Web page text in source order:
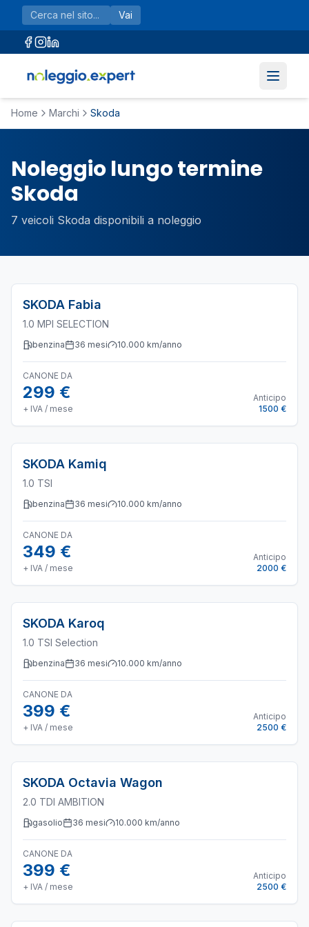
Vai al contenuto principale
Vai
Home Marchi Skoda
Noleggio lungo termine
Skoda
7 veicoli Skoda disponibili a noleggio
SKODA Fabia
1.0 MPI SELECTION
benzina 36 mesi 10.000 km/anno
CANONE DA
299 €
+ IVA / mese
Anticipo
1500 €
SKODA Kamiq
1.0 TSI
benzina 36 mesi 10.000 km/anno
CANONE DA
349 €
+ IVA / mese
Anticipo
2000 €
SKODA Karoq
1.0 TSI Selection
benzina 36 mesi 10.000 km/anno
CANONE DA
399 €
+ IVA / mese
Anticipo
2500 €
SKODA Octavia Wagon
2.0 TDI AMBITION
gasolio 36 mesi 10.000 km/anno
CANONE DA
399 €
+ IVA / mese
Anticipo
2500 €